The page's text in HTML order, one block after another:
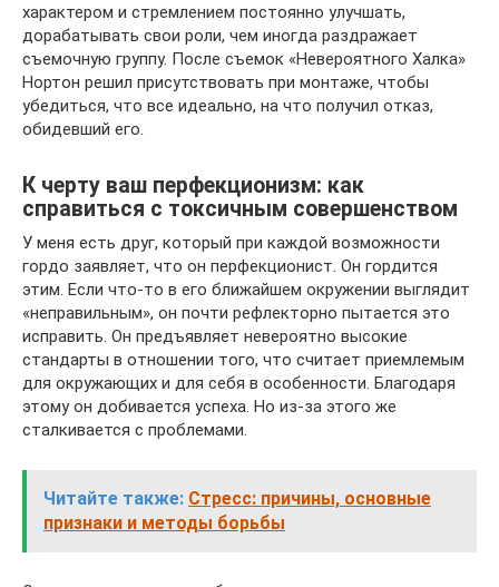
характером и стремлением постоянно улучшать,
дорабатывать свои роли, чем иногда раздражает
съемочную группу. После съемок «Невероятного Халка»
Нортон решил присутствовать при монтаже, чтобы
убедиться, что все идеально, на что получил отказ,
обидевший его.
К черту ваш перфекционизм: как
справиться с токсичным совершенством
У меня есть друг, который при каждой возможности
гордо заявляет, что он перфекционист. Он гордится
этим. Если что-то в его ближайшем окружении выглядит
«неправильным», он почти рефлекторно пытается это
исправить. Он предъявляет невероятно высокие
стандарты в отношении того, что считает приемлемым
для окружающих и для себя в особенности. Благодаря
этому он добивается успеха. Но из-за этого же
сталкивается с проблемами.
Читайте также: Стресс: причины, основные
признаки и методы борьбы